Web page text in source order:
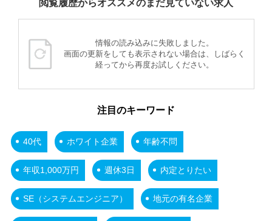
閲覧履歴からオススメのまだ見ていない求人
情報の読み込みに失敗しました。
画面の更新をしても表示されない場合は、しばらく
経ってから再度お試しください。
注目のキーワード
40代 ホワイト企業 年齢不問
年収1,000万円 週休3日 内定とりたい
SE（システムエンジニア） 地元の有名企業